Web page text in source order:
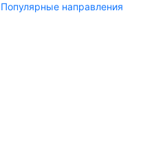
Популярные направления